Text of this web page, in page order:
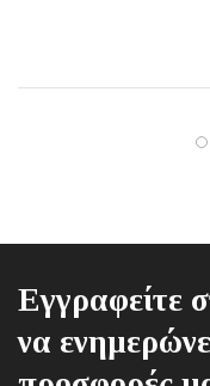
Εγγραφείτε
να